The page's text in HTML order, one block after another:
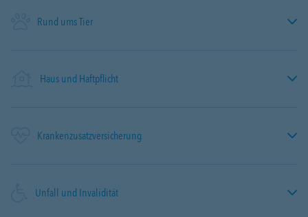
Rund ums Tier
Haus und Haftpflicht
Krankenzusatzversicherung
Unfall und Invalidität